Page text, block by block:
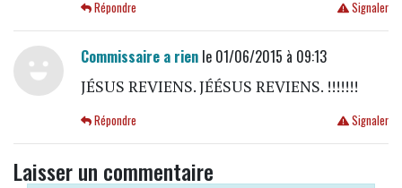
Signaler
Répondre
Commissaire a rienle 01/06/2015 à 09:13
JÉSUS REVIENS. JÉÉSUS REVIENS. !!!!!!!
Signaler
Répondre
Laisser un commentaire